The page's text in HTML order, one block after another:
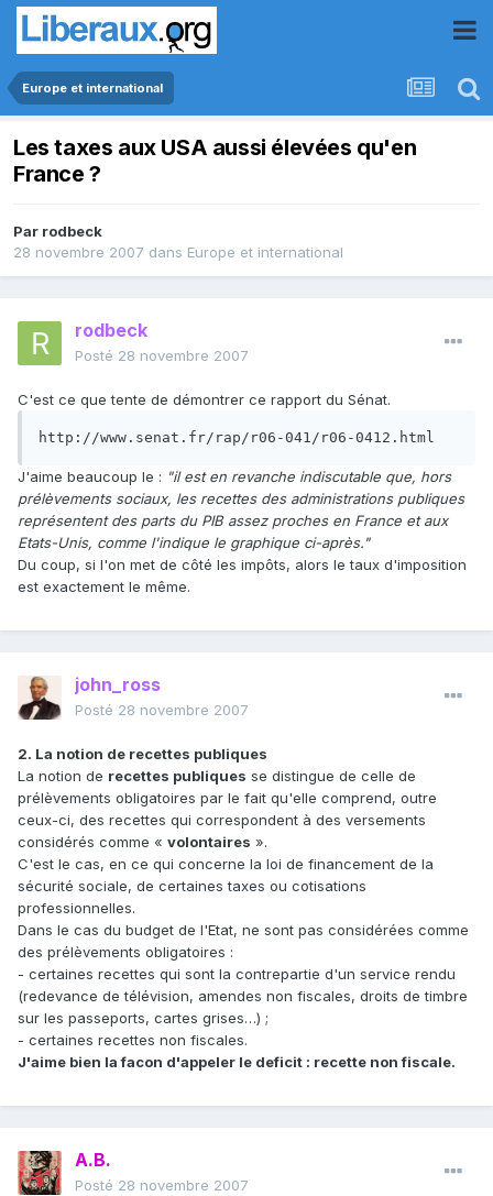
Europe et international
Les taxes aux USA aussi élevées qu'en
France ?
Par rodbeck
28 novembre 2007 dans Europe et international
rodbeck
Posté 28 novembre 2007
C'est ce que tente de démontrer ce rapport du Sénat.
http://www.senat.fr/rap/r06-041/r06-0412.html
J'aime beaucoup le : "il est en revanche indiscutable que, hors
prélèvements sociaux, les recettes des administrations publiques
représentent des parts du PIB assez proches en France et aux
Etats-Unis, comme l'indique le graphique ci-après."
Du coup, si l'on met de côté les impôts, alors le taux d'imposition
est exactement le même.
john_ross
Posté 28 novembre 2007
2. La notion de recettes publiques
La notion de recettes publiques se distingue de celle de
prélèvements obligatoires par le fait qu'elle comprend, outre
ceux-ci, des recettes qui correspondent à des versements
considérés comme « volontaires ».
C'est le cas, en ce qui concerne la loi de financement de la
sécurité sociale, de certaines taxes ou cotisations
professionnelles.
Dans le cas du budget de l'Etat, ne sont pas considérées comme
des prélèvements obligatoires :
- certaines recettes qui sont la contrepartie d'un service rendu
(redevance de télévision, amendes non fiscales, droits de timbre
sur les passeports, cartes grises…) ;
- certaines recettes non fiscales.
J'aime bien la facon d'appeler le deficit : recette non fiscale.
A.B.
Posté 28 novembre 2007